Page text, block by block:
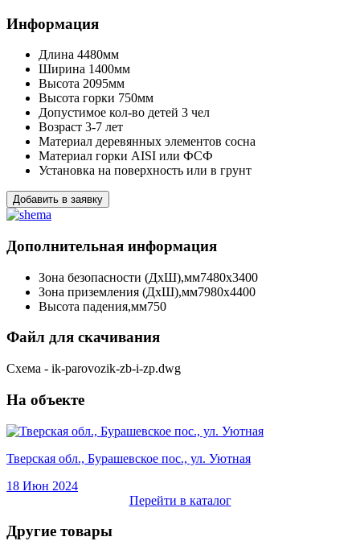
Информация
Длина 4480мм
Ширина 1400мм
Высота 2095мм
Высота горки 750мм
Допустимое кол-во детей 3 чел
Возраст 3-7 лет
Материал деревянных элементов сосна
Материал горки AISI или ФСФ
Установка на поверхность или в грунт
Добавить в заявку
Дополнительная информация
Зона безопасности (ДхШ),мм7480х3400
Зона приземления (ДхШ),мм7980х4400
Высота падения,мм750
Файл для скачивания
Схема - ik-parovozik-zb-i-zp.dwg
На объекте
Тверская обл., Бурашевское пос., ул. Уютная
18 Июн 2024
Перейти в каталог
Другие товары